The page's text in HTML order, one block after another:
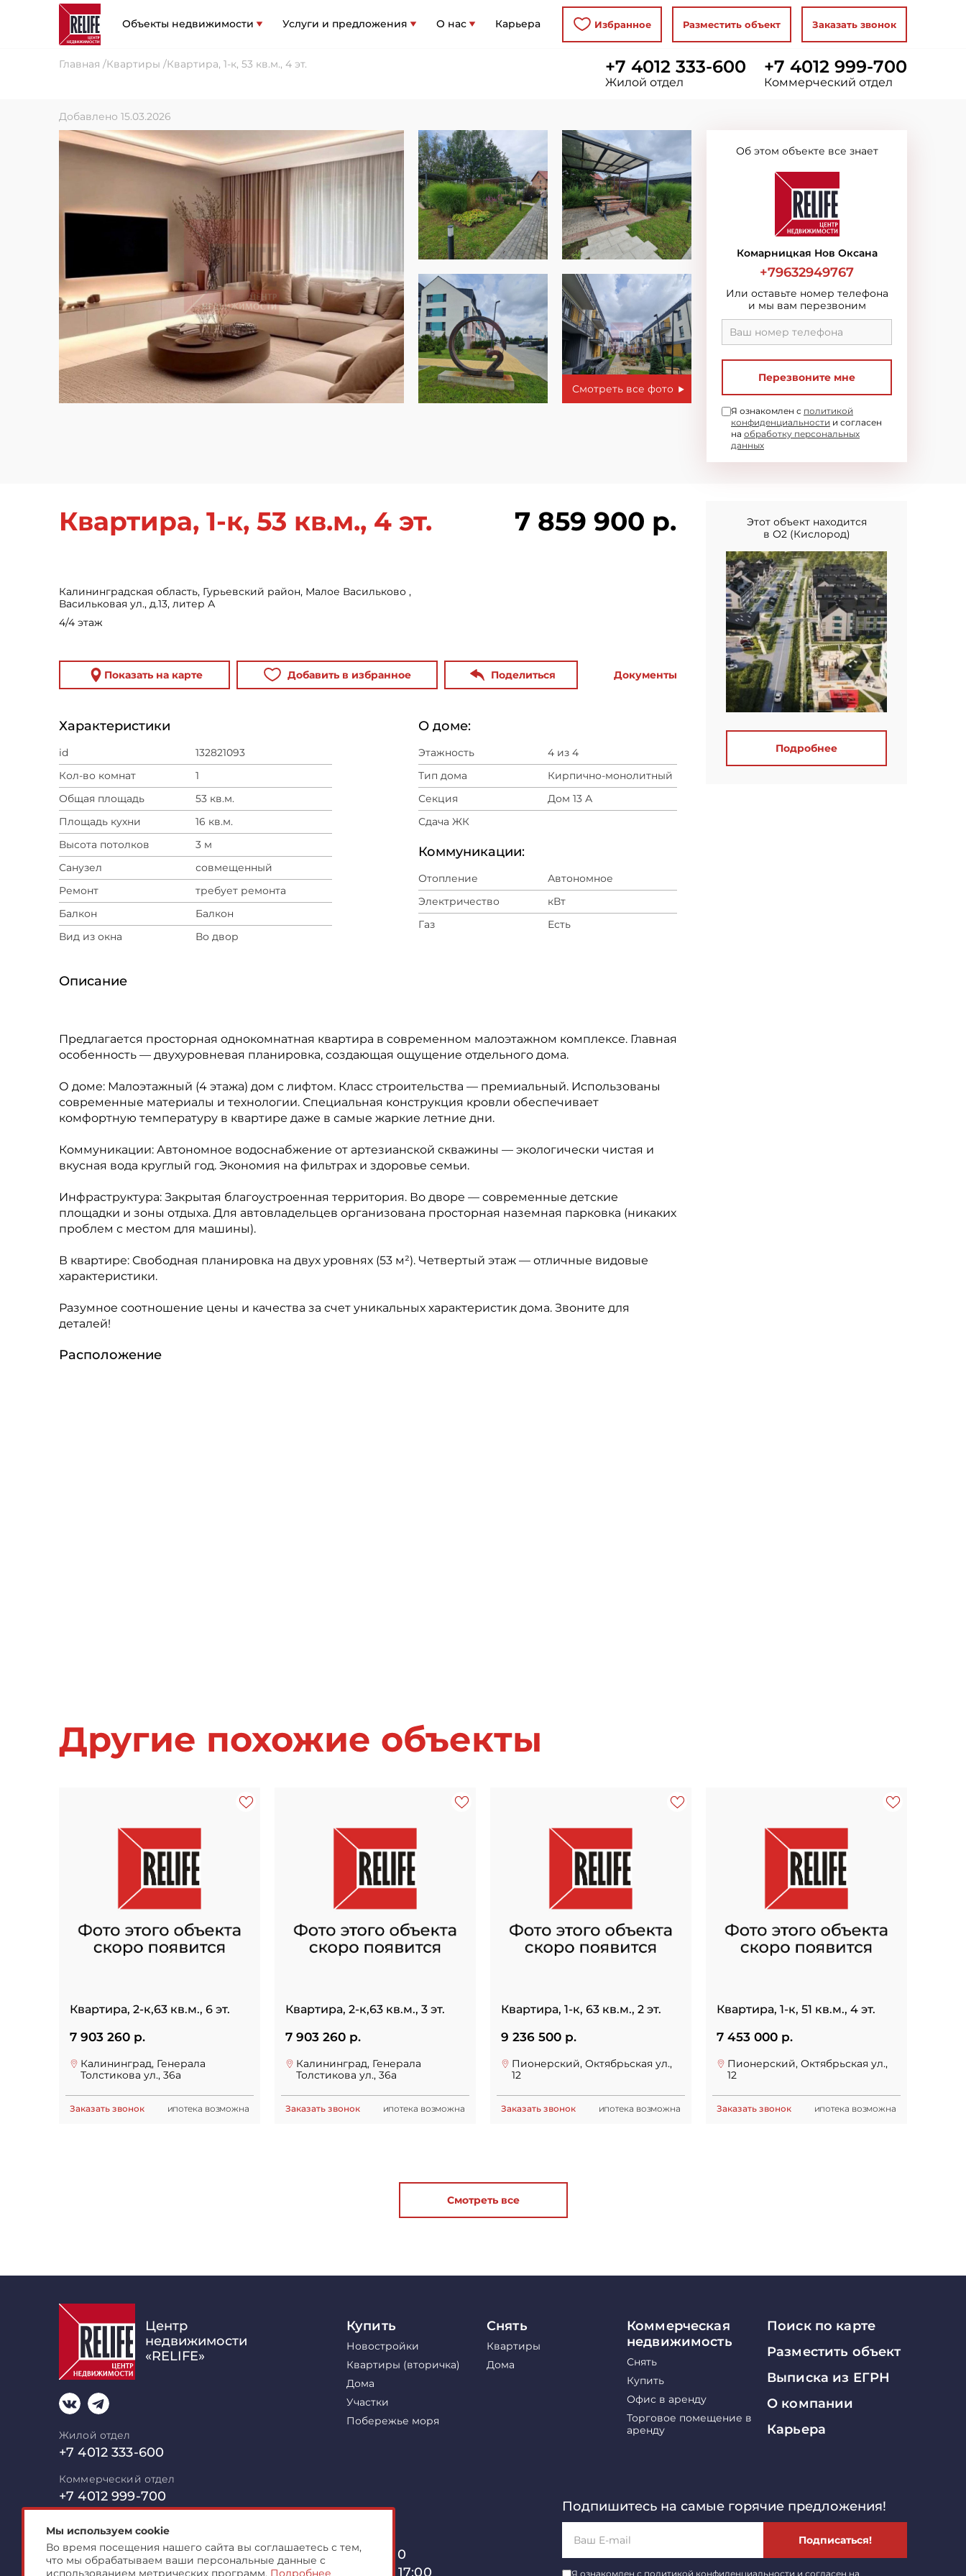
Объекты недвижимости Услуги и предложения О нас Карьера Избранное Разместить объект Заказать звонок
Главная Квартиры Квартира, 1-к, 53 кв.м., 4 эт. +7 4012 333-600
Жилой отдел
+7 4012 999-700
Коммерческий отдел
Добавлено 15.03.2026
Смотреть все фото
Об этом объекте все знает
Комарницкая Нов Оксана
+79632949767
Или оставьте номер телефона
и мы вам перезвоним
Перезвоните мне
Я ознакомлен с политикой
конфиденциальности и согласен
на обработку персональных
данных
Квартира, 1-к, 53 кв.м., 4 эт.
Калининградская область, Гурьевский район, Малое Васильково ,
Васильковая ул., д.13, литер А
4/4 этаж
7 859 900 р.
Показать на карте Добавить в избранное Поделиться Документы
Этот объект находится
в О2 (Кислород)
Подробнее
Характеристики
id
132821093
Кол-во комнат
1
Общая площадь
53 кв.м.
Площадь кухни
16 кв.м.
Высота потолков
3 м
Санузел
совмещенный
Ремонт
требует ремонта
Балкон
Балкон
Вид из окна
Во двор
О доме:
Этажность
4 из 4
Тип дома
Кирпично-монолитный
Секция
Дом 13 А
Сдача ЖК
Коммуникации:
Отопление
Автономное
Электричество
кВт
Газ
Есть
Описание
Предлагается просторная однокомнатная квартира в современном малоэтажном комплексе. Главная
особенность — двухуровневая планировка, создающая ощущение отдельного дома.
О доме: Малоэтажный (4 этажа) дом с лифтом. Класс строительства — премиальный. Использованы
современные материалы и технологии. Специальная конструкция кровли обеспечивает
комфортную температуру в квартире даже в самые жаркие летние дни.
Коммуникации: Автономное водоснабжение от артезианской скважины — экологически чистая и
вкусная вода круглый год. Экономия на фильтрах и здоровье семьи.
Инфраструктура: Закрытая благоустроенная территория. Во дворе — современные детские
площадки и зоны отдыха. Для автовладельцев организована просторная наземная парковка (никаких
проблем с местом для машины).
В квартире: Свободная планировка на двух уровнях (53 м²). Четвертый этаж — отличные видовые
характеристики.
Разумное соотношение цены и качества за счет уникальных характеристик дома. Звоните для
деталей!
Расположение
Другие похожие объекты
Квартира, 2-к,63 кв.м., 6 эт.
7 903 260 р.
Калининград, Генерала
Толстикова ул., 36а
Заказать звонок ипотека возможна
Квартира, 2-к,63 кв.м., 3 эт.
7 903 260 р.
Калининград, Генерала
Толстикова ул., 36а
Заказать звонок ипотека возможна
Квартира, 1-к, 63 кв.м., 2 эт.
9 236 500 р.
Пионерский, Октябрьская ул.,
12
Заказать звонок ипотека возможна
Квартира, 1-к, 51 кв.м., 4 эт.
7 453 000 р.
Пионерский, Октябрьская ул.,
12
Заказать звонок ипотека возможна
Смотреть все
Центр
недвижимости
«RELIFE»
Жилой отдел
+7 4012 333-600
Коммерческий отдел
+7 4012 999-700
mail@relife-realty.ru
236006 Калининград,Московский пр-т, 40, оф. 510
Офис открыт пн-пт с 09:00 до 18:00, сб с 10:00 до 17:00
Купить
Новостройки
Квартиры (вторичка)
Дома
Участки
Побережье моря
Снять
Квартиры
Дома
Коммерческая
недвижимость
Снять
Купить
Офис в аренду
Торговое помещение в
аренду
Поиск по карте
Разместить объект
Выписка из ЕГРН
О компании
Карьера
Подпишитесь на самые горячие предложения!
Подписаться!
Я ознакомлен с политикой конфиденциальности и согласен на
Мы используем cookie
Во время посещения нашего сайта вы соглашаетесь с тем,
что мы обрабатываем ваши персональные данные с
использованием метрических программ. Подробнее